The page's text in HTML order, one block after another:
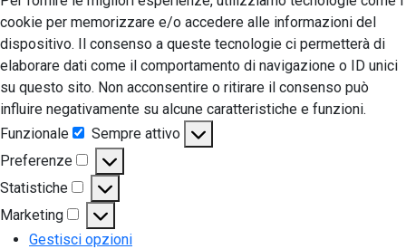
cookie per memorizzare e/o accedere alle informazioni del
dispositivo. Il consenso a queste tecnologie ci permetterà di
elaborare dati come il comportamento di navigazione o ID unici
su questo sito. Non acconsentire o ritirare il consenso può
influire negativamente su alcune caratteristiche e funzioni.
Funzionale
Funzionale
Sempre attivo
Preferenze
Preferenze
Statistiche
Statistiche
Marketing
Marketing
Gestisci opzioni